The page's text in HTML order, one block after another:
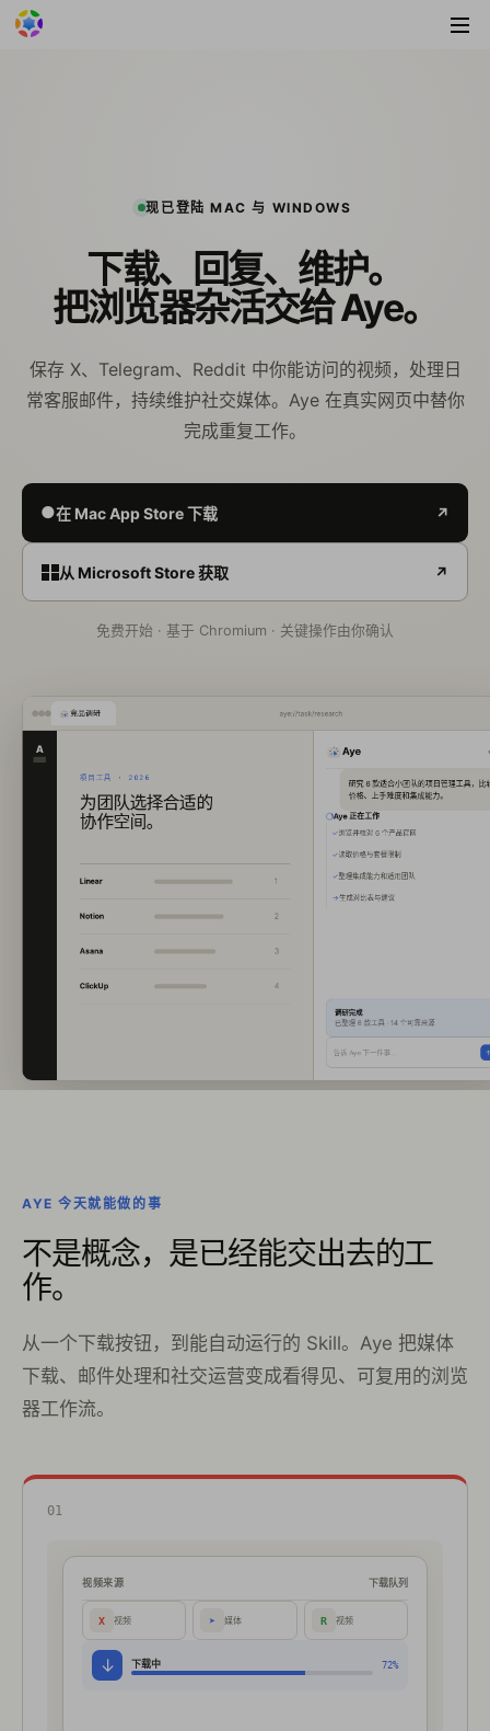
现已登陆 MAC 与 WINDOWS
下载、回复、维护。
把浏览器杂活交给 Aye。
保存 X、Telegram、Reddit 中你能访问的视频，处理日
常客服邮件，持续维护社交媒体。Aye 在真实网页中替你
完成重复工作。
●在 Mac App Store 下载 ↗
从 Microsoft Store 获取 ↗
免费开始 · 基于 Chromium · 关键操作由你确认
竞品调研 aye://task/research
A
项目工具 · 2026
为团队选择合适的
协作空间。
Linear 1
Notion 2
Asana 3
ClickUp 4
Aye
研究 6 款适合小团队的项目管理工具，比
价格、上手难度和集成能力。
Aye 正在工作
✓浏览并核对 6 个产品官网
✓读取价格与套餐限制
✓整理集成能力和适用团队
→生成对比表与建议
调研完成
已整理 6 款工具 · 14 个可靠来源
告诉 Aye 下一件事…
AYE 今天就能做的事
不是概念，是已经能交出去的工
作。
从一个下载按钮，到能自动运行的 Skill。Aye 把媒体
下载、邮件处理和社交运营变成看得见、可复用的浏览
器工作流。
01
视频来源 下载队列
X 视频 ➤ 媒体 R 视频
↓ 下载中 72%